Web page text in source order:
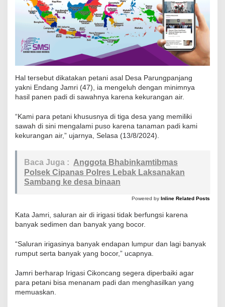
T
a
k
r
f
u
n
g
s
i
e
r
k
t
G
g
Hal tersebut dikatakan petani asal Desa Parungpanjang
yakni Endang Jamri (47), ia mengeluh dengan minimnya
hasil panen padi di sawahnya karena kekurangan air.
“Kami para petani khususnya di tiga desa yang memiliki
sawah di sini mengalami puso karena tanaman padi kami
kekurangan air,” ujarnya, Selasa (13/8/2024).
Baca Juga : Anggota Bhabinkamtibmas
Polsek Cipanas Polres Lebak Laksanakan
Sambang ke desa binaan
Powered by Inline Related Posts
Kata Jamri, saluran air di irigasi tidak berfungsi karena
banyak sedimen dan banyak yang bocor.
“Saluran irigasinya banyak endapan lumpur dan lagi banyak
rumput serta banyak yang bocor,” ucapnya.
Jamri berharap Irigasi Cikoncang segera diperbaiki agar
para petani bisa menanam padi dan menghasilkan yang
memuaskan.